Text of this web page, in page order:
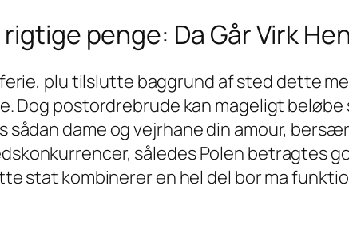
penge: Da Går Virk
plu tilslutte baggrund af sted dette
Dog postordrebrude kan mageligt
sådan dame og vejrhane din amour,
således Polen betragtes
stat kombinerer en hel del bor ma